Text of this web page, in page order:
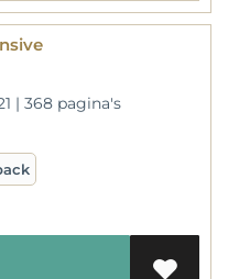
| 368 pagina's